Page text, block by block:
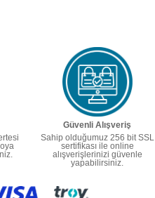
Güvenli Alışveriş
Sahip olduğumuz 256 bit SSL
sertifikası ile online
alışverişlerinizi güvenle
yapabilirsiniz.